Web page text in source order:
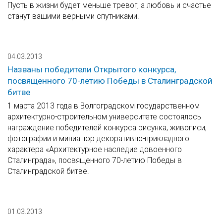
Пусть в жизни будет меньше тревог, а любовь и счастье
станут вашими верными спутниками!
04.03.2013
Названы победители Открытого конкурса,
посвященного 70-летию Победы в Сталинградской
битве
1 марта 2013 года в Волгоградском государственном
архитектурно-строительном университете состоялось
награждение победителей конкурса рисунка, живописи,
фотографии и миниатюр декоративно-прикладного
характера «Архитектурное наследие довоенного
Сталинграда», посвященного 70-летию Победы в
Сталинградской битве.
01.03.2013